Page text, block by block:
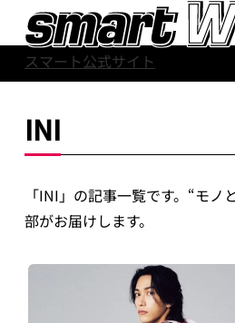
スマート公式サイト
INI
「INI」の記事一覧です。“モ
部がお届けします。